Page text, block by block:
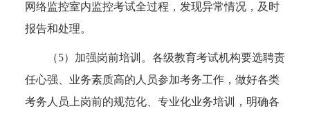
网络监控室内监控考试全过程，发现异常情况，及时
报告和处理。
（5）加强岗前培训。各级教育考试机构要选聘责
任心强、业务素质高的人员参加考务工作，做好各类
考务人员上岗前的规范化、专业化业务培训，明确各